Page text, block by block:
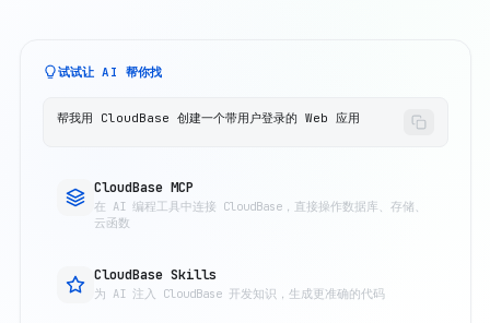
试试让 AI 帮你找
帮我用 CloudBase 创建一个带用户登录的 Web 应用
CloudBase MCP
在 AI 编程工具中连接 CloudBase，直接操作数据库、存储、
云函数
CloudBase Skills
为 AI 注入 CloudBase 开发知识，生成更准确的代码